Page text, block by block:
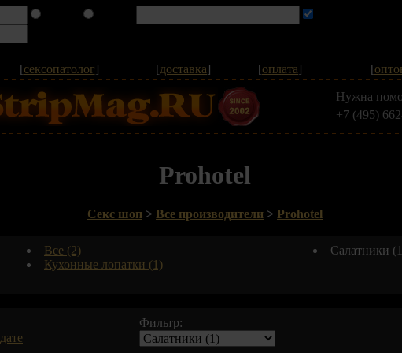
[сексопатолог] [доставка] [оплата] [
Нужна
+7 (495)
Prohotel
Секс шоп > Все производители > Prohotel
Все (2)
Кухонные лопатки (1)
Салатники
дате
Фильтр: